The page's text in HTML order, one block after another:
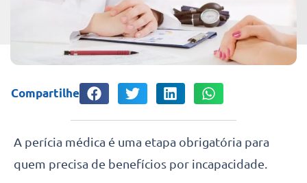
Compartilhe
A perícia médica é uma etapa obrigatória para
quem precisa de benefícios por incapacidade.